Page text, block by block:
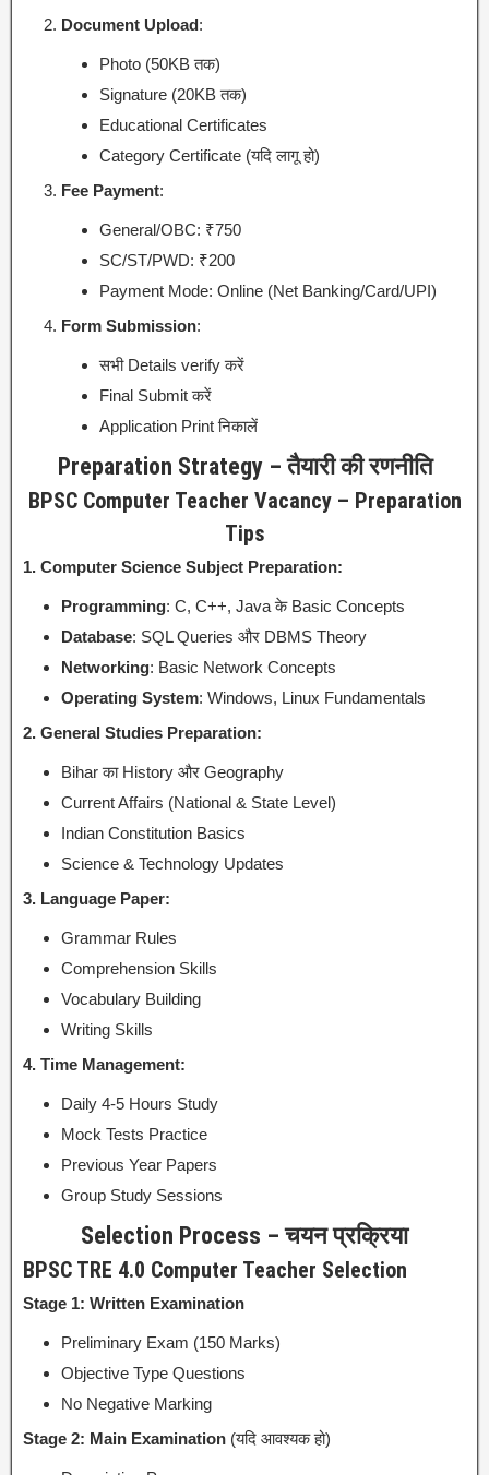
Document Upload:
Photo (50KB तक)
Signature (20KB तक)
Educational Certificates
Category Certificate (यदि लागू हो)
Fee Payment:
General/OBC: ₹750
SC/ST/PWD: ₹200
Payment Mode: Online (Net Banking/Card/UPI)
Form Submission:
सभी Details verify करें
Final Submit करें
Application Print निकालें
Preparation Strategy – तैयारी की रणनीति
BPSC Computer Teacher Vacancy – Preparation
Tips
1. Computer Science Subject Preparation:
Programming: C, C++, Java के Basic Concepts
Database: SQL Queries और DBMS Theory
Networking: Basic Network Concepts
Operating System: Windows, Linux Fundamentals
2. General Studies Preparation:
Bihar का History और Geography
Current Affairs (National & State Level)
Indian Constitution Basics
Science & Technology Updates
3. Language Paper:
Grammar Rules
Comprehension Skills
Vocabulary Building
Writing Skills
4. Time Management:
Daily 4-5 Hours Study
Mock Tests Practice
Previous Year Papers
Group Study Sessions
Selection Process – चयन प्रक्रिया
BPSC TRE 4.0 Computer Teacher Selection
Stage 1: Written Examination
Preliminary Exam (150 Marks)
Objective Type Questions
No Negative Marking
Stage 2: Main Examination (यदि आवश्यक हो)